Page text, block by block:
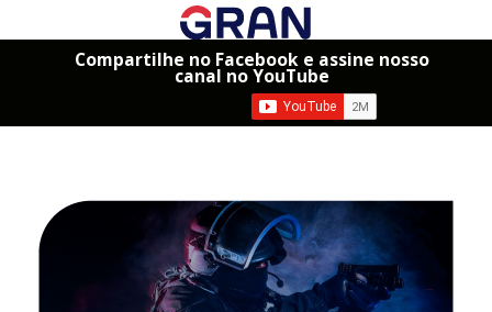
Compartilhe no Facebook e assine nosso
canal no YouTube